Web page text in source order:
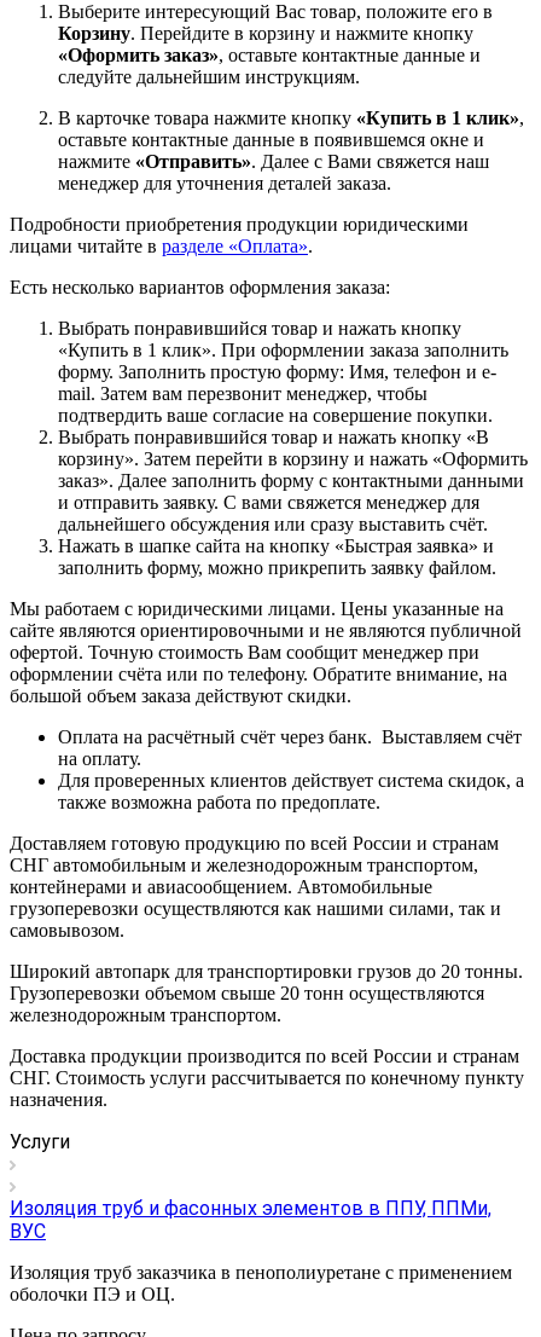
Выберите интересующий Вас товар, положите его в
Корзину. Перейдите в корзину и нажмите кнопку
«Оформить заказ», оставьте контактные данные и
следуйте дальнейшим инструкциям.
В карточке товара нажмите кнопку «Купить в 1 клик»,
оставьте контактные данные в появившемся окне и
нажмите «Отправить». Далее с Вами свяжется наш
менеджер для уточнения деталей заказа.
Подробности приобретения продукции юридическими
лицами читайте в разделе «Оплата».
Есть несколько вариантов оформления заказа:
Выбрать понравившийся товар и нажать кнопку
«Купить в 1 клик». При оформлении заказа заполнить
форму. Заполнить простую форму: Имя, телефон и e-
mail. Затем вам перезвонит менеджер, чтобы
подтвердить ваше согласие на совершение покупки.
Выбрать понравившийся товар и нажать кнопку «В
корзину». Затем перейти в корзину и нажать «Оформить
заказ». Далее заполнить форму с контактными данными
и отправить заявку. С вами свяжется менеджер для
дальнейшего обсуждения или сразу выставить счёт.
Нажать в шапке сайта на кнопку «Быстрая заявка» и
заполнить форму, можно прикрепить заявку файлом.
Мы работаем с юридическими лицами. Цены указанные на
сайте являются ориентировочными и не являются публичной
офертой. Точную стоимость Вам сообщит менеджер при
оформлении счёта или по телефону. Обратите внимание, на
большой объем заказа действуют скидки.
Оплата на расчётный счёт через банк. Выставляем счёт
на оплату.
Для проверенных клиентов действует система скидок, а
также возможна работа по предоплате.
Доставляем готовую продукцию по всей России и странам
СНГ автомобильным и железнодорожным транспортом,
контейнерами и авиасообщением. Автомобильные
грузоперевозки осуществляются как нашими силами, так и
самовывозом.
Широкий автопарк для транспортировки грузов до 20 тонны.
Грузоперевозки объемом свыше 20 тонн осуществляются
железнодорожным транспортом.
Доставка продукции производится по всей России и странам
СНГ. Стоимость услуги рассчитывается по конечному пункту
назначения.
Услуги
Изоляция труб и фасонных элементов в ППУ, ППМи,
ВУС
Изоляция труб заказчика в пенополиуретане с применением
оболочки ПЭ и ОЦ.